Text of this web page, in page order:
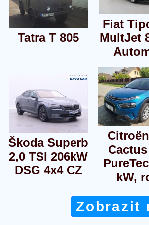
Tatra T 805
Fiat
MultJet
Škoda Superb
2,0 TSI 206kW
DSG 4x4 CZ
kW,
Zobrazit